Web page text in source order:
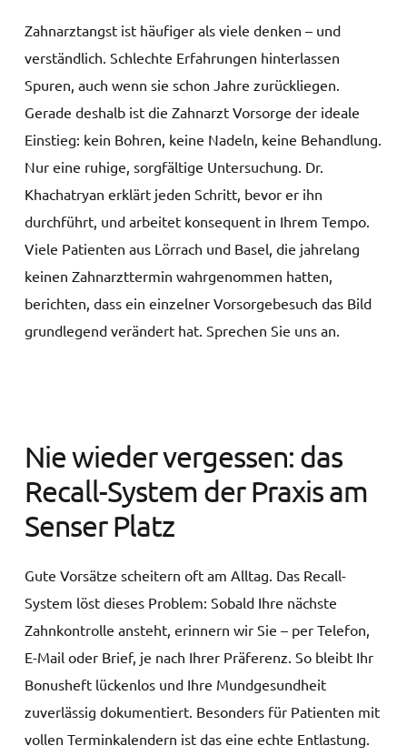
Zahnarztangst ist häufiger als viele denken – und
verständlich. Schlechte Erfahrungen hinterlassen
Spuren, auch wenn sie schon Jahre zurückliegen.
Gerade deshalb ist die Zahnarzt Vorsorge der ideale
Einstieg: kein Bohren, keine Nadeln, keine Behandlung.
Nur eine ruhige, sorgfältige Untersuchung. Dr.
Khachatryan erklärt jeden Schritt, bevor er ihn
durchführt, und arbeitet konsequent in Ihrem Tempo.
Viele Patienten aus Lörrach und Basel, die jahrelang
keinen Zahnarzttermin wahrgenommen hatten,
berichten, dass ein einzelner Vorsorgebesuch das Bild
grundlegend verändert hat. Sprechen Sie uns an.
Nie wieder vergessen: das
Recall-System der Praxis am
Senser Platz
Gute Vorsätze scheitern oft am Alltag. Das Recall-
System löst dieses Problem: Sobald Ihre nächste
Zahnkontrolle ansteht, erinnern wir Sie – per Telefon,
E-Mail oder Brief, je nach Ihrer Präferenz. So bleibt Ihr
Bonusheft lückenlos und Ihre Mundgesundheit
zuverlässig dokumentiert. Besonders für Patienten mit
vollen Terminkalendern ist das eine echte Entlastung.